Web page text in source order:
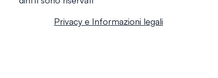
Privacy e Informazioni legali